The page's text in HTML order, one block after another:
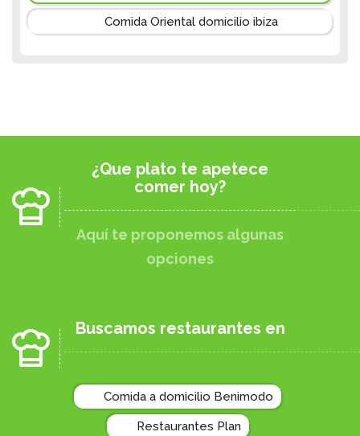
Comida Oriental domicilio ibiza
¿Que plato te apetece
comer hoy?
Aquí te proponemos algunas
opciones
Buscamos restaurantes en
Comida a domicilio Benimodo
Restaurantes Plan